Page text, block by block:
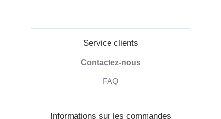
Service clients
Contactez-nous
FAQ
Informations sur les commandes